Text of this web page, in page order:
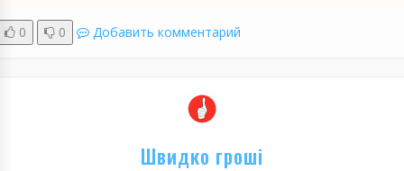
0 0 Добавить комментарий
Швидко гроші